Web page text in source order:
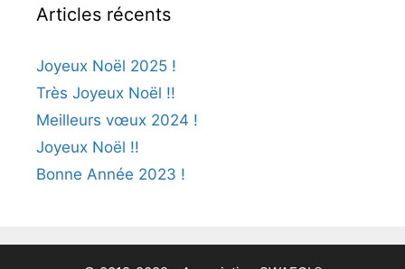
Articles récents
Joyeux Noël 2025 !
Très Joyeux Noël !!
Meilleurs vœux 2024 !
Joyeux Noël !!
Bonne Année 2023 !